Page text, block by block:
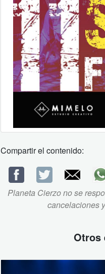
Compartir el contenido:
Planeta Cierzo no se
cancelaciones
Otros